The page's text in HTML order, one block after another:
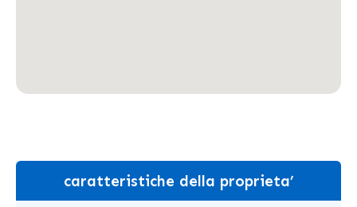
caratteristiche della proprieta’